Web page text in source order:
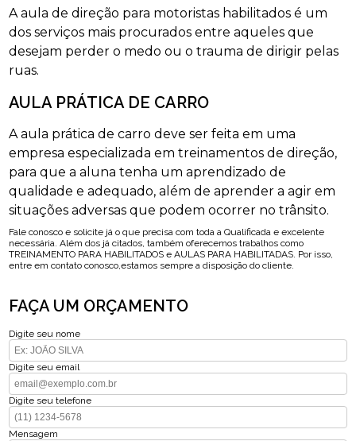
A aula de direção para motoristas habilitados é um
dos serviços mais procurados entre aqueles que
desejam perder o medo ou o trauma de dirigir pelas
ruas.
AULA PRÁTICA DE CARRO
A aula prática de carro deve ser feita em uma
empresa especializada em treinamentos de direção,
para que a aluna tenha um aprendizado de
qualidade e adequado, além de aprender a agir em
situações adversas que podem ocorrer no trânsito.
Fale conosco e solicite já o que precisa com toda a Qualificada e excelente
necessária. Além dos já citados, também oferecemos trabalhos como
TREINAMENTO PARA HABILITADOS e AULAS PARA HABILITADAS. Por isso,
entre em contato conosco,estamos sempre a disposição do cliente.
FAÇA UM ORÇAMENTO
Digite seu nome
Digite seu email
Digite seu telefone
Mensagem